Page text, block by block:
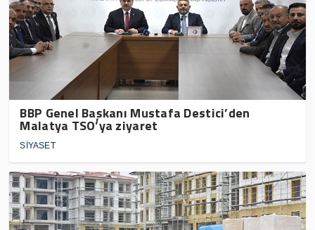
BBP Genel Başkanı Mustafa Destici’den
Malatya TSO’ya ziyaret
SİYASET